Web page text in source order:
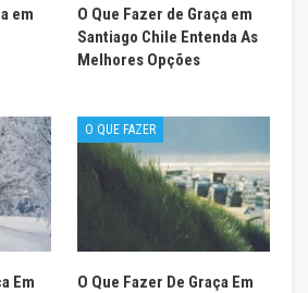
em
O Que Fazer de Graça em
Santiago Chile Entenda As
Melhores Opções
Em
O QUE FAZER
O Que Fazer De Graça Em